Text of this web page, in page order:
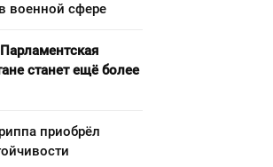
военной сфере
станет ещё более
приобрёл